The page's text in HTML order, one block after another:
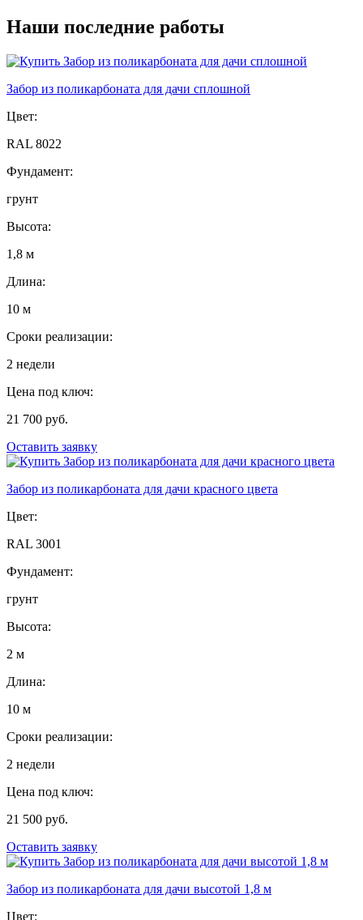
Наши последние работы
Забор из поликарбоната для дачи сплошной
Цвет:
RAL 8022
Фундамент:
грунт
Высота:
1,8 м
Длина:
10 м
Сроки реализации:
2 недели
Цена под ключ:
21 700 руб.
Оставить заявку
Забор из поликарбоната для дачи красного цвета
Цвет:
RAL 3001
Фундамент:
грунт
Высота:
2 м
Длина:
10 м
Сроки реализации:
2 недели
Цена под ключ:
21 500 руб.
Оставить заявку
Забор из поликарбоната для дачи высотой 1,8 м
Цвет: